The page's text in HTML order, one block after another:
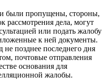
были пропущены, стороны,
рассмотрения дела, могут
или подать жалобу
к ней документы.
позднее последнего дня
почтовые отправления
основания для
жалобы.